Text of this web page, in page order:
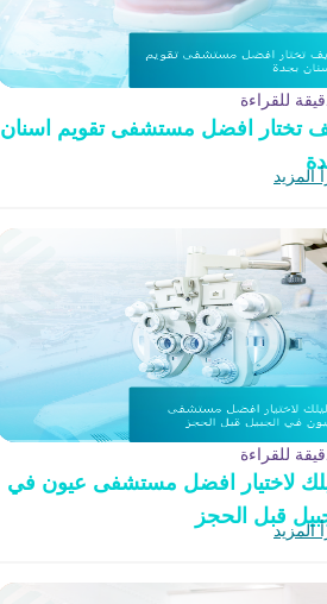
تختار افضل مستشفى تقويم اسنان
المزيد
لاختيار افضل مستشفى عيون في
قبل الحجز
المزيد